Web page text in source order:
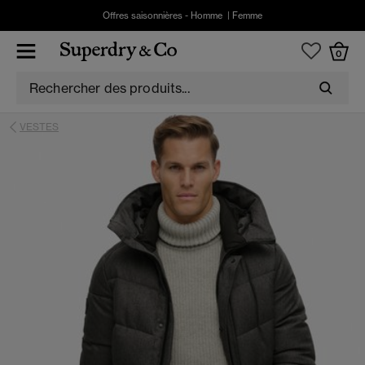
Offres saisonnières - Homme Femme
0
VESTES